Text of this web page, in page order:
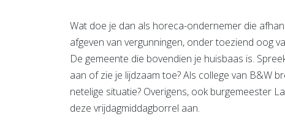
Wat doe je dan als horeca-ondernemer die
afgeven van vergunningen, onder toeziend oog
De gemeente die bovendien je huisbaas is.
aan of zie je lijdzaam toe? Als college van B&W
netelige situatie? Overigens, ook burgemeester
deze vrijdagmiddagborrel aan.